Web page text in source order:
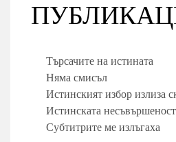
Търсачите на истината
Няма смисъл
Истинският избор излиза
Истинската несъвършеност
Субтитрите ме излъгаха